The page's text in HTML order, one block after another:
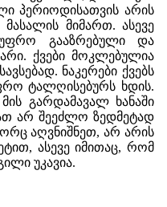
პერიოდისათვის არის
მიმართ. ასევე
უფრო გააზრებული და
ქვები მოკლებულია
ნაკერები ქვებს
ტალღისებურს ხდის.
გარდამავალ ხანაში
არ შეეძლო ზედმეტად
აღვნიშნეთ, არ არის
ასევე იმითაც, რომ
უკავია.